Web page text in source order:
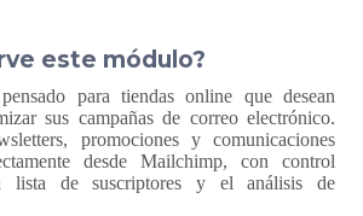
este módulo?
para tiendas online que desean
sus campañas de correo electrónico.
promociones y comunicaciones
desde Mailchimp, con control
lista de suscriptores y el análisis de